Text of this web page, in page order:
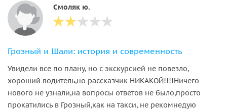
Смоляк ю.
Грозный и Шали: история и современность
Увидели все по плану, но с экскурсией не повезло,
хороший водитель,но рассказчик НИКАКОЙ!!!!Ничего
нового не узнали,на вопросы ответов не было,просто
прокатились в Грозный,как на такси, не рекомнедую